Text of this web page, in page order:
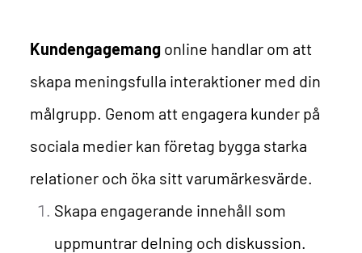
Kundengagemang online handlar om att
skapa meningsfulla interaktioner med din
målgrupp. Genom att engagera kunder på
sociala medier kan företag bygga starka
relationer och öka sitt varumärkesvärde.
Skapa engagerande innehåll som
uppmuntrar delning och diskussion.